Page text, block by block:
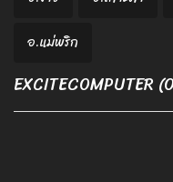
อ.แม่พริก
EXCITECOMPUTER